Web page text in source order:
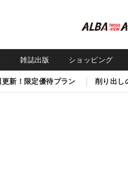
雑誌出版 ショッピング
新！限定優待プラン 削り出し